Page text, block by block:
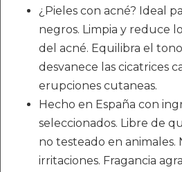
¿Pieles con acné? Ideal
negros. Limpia y reduce
del acné. Equilibra el
desvanece las cicatrices
erupciones cutaneas.
Hecho en España con
seleccionados. Libre de
no testeado en animales.
irritaciones. Fragancia